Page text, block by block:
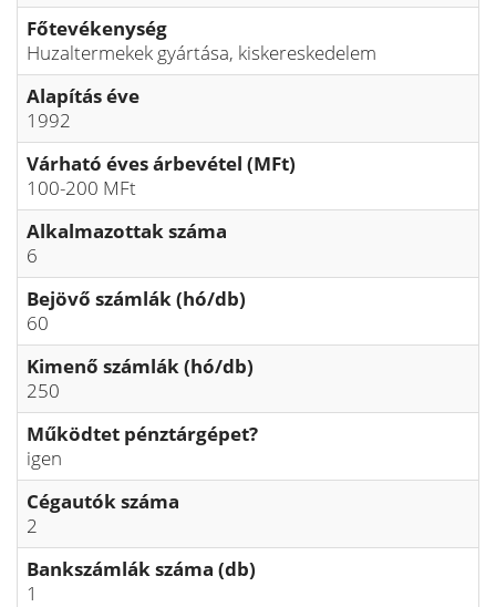
Főtevékenység
Huzaltermekek gyártása, kiskereskedelem
Alapítás éve
1992
Várható éves árbevétel (MFt)
100-200 MFt
Alkalmazottak száma
6
Bejövő számlák (hó/db)
60
Kimenő számlák (hó/db)
250
Működtet pénztárgépet?
igen
Cégautók száma
2
Bankszámlák száma (db)
1